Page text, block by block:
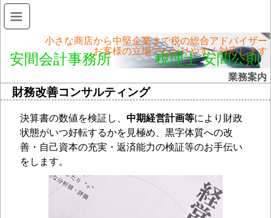
安間会計事務所 税理士 安間公則
小さな商店から中堅企業まで税の総合アドバイザー
お客様の立場でわかりやすく対応します
業務案内
財務改善コンサルティング
決算書の数値を検証し、 中期経営計画等により財政
状態がいつ好転するかを見極め、黒字体質への改
善・自己資本の充実・返済能力の検証等のお手伝い
をします。